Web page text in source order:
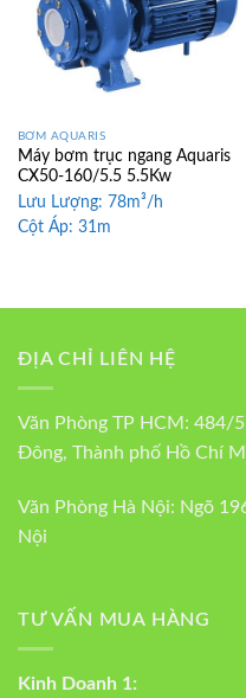
BƠM AQUARIS
Máy bơm trục ngang Aquaris
CX50-160/5.5 5.5Kw
Lưu Lượng: 78m³/h
Cột Áp: 31m
ĐỊA CHỈ LIÊN HỆ
Văn Phòng TP HCM: 484/
Đông, Thành phố Hồ Chí
Văn Phòng Hà Nội: Ngõ
Nội
TƯ VẤN MUA HÀNG
Kinh Doanh 1: